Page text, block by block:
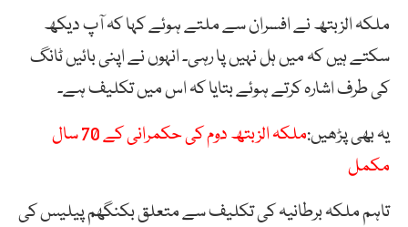
ملکہ الزبتھ نے افسران سے ملتے ہوئے کہا کہ آپ دیکھ
سکتے ہیں کہ میں ہل نہیں پا رہی۔ انہوں نے اپنی بائیں ٹانگ
کی طرف اشارہ کرتے ہوئے بتایا کہ اس میں تکلیف ہے۔
یہ بھی پڑھیں:
ملکہ الزبتھ دوم کی حکمرانی کے 70 سال
مکمل
تاہم ملکہ برطانیہ کی تکلیف سے متعلق بکنگھم پیلیس کی